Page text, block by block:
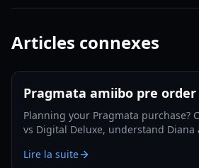
Articles connexes
Pragmata amiibo pre order
Planning your Pragmata purchase?
vs Digital Deluxe, understand
Lire la suite